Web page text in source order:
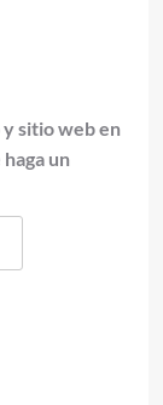
sitio web en
un